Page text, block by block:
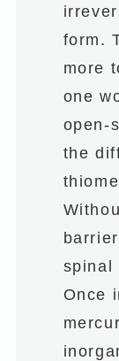
form.
more
one
open-
the
spinal
Once